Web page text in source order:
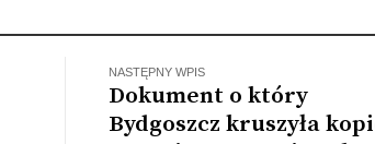
NASTĘPNY WPIS
Dokument o który
Bydgoszcz kruszyła